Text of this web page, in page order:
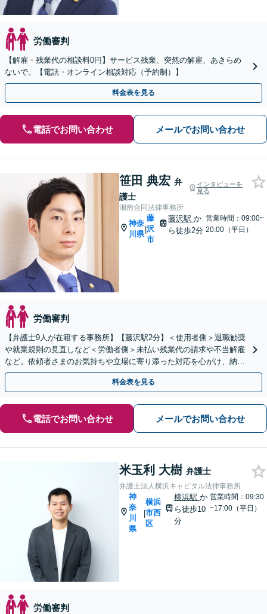
労働審判
【解雇・残業代の相談料0円】サービス残業、突然の解雇、あきらめ
ないで。【電話・オンライン相談対応（予約制）】
料金表を見る
電話でお問い合わせ メールでお問い合わせ
笹田 典宏 弁
護士
インタビューを
見る
湘南合同法律事務所
神奈
川県
|
藤
沢
市
藤沢駅か
ら徒歩2分
営業時間：09:00~
20:00（平日）
労働審判
【弁護士9人が在籍する事務所】【藤沢駅2分】＜使用者側＞退職勧奨
や就業規則の見直しなど＜労働者側＞未払い残業代の請求や不当解雇
など。依頼者さまのお気持ちや立場に寄り添った対応を心がけ、納得
感のある解決を目指します
料金表を見る
電話でお問い合わせ メールでお問い合わせ
米玉利 大樹 弁護士
弁護士法人横浜キャピタル法律事務所
神
奈
川
県
|
横浜
市西
区
横浜駅 か
ら徒歩10
分
営業時間：09:30
~17:00（平日）
労働審判